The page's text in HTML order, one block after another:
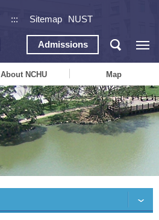
::: Sitemap NUST
Admissions
About NCHU Map